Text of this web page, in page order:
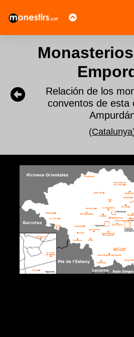
Relación de los
conventos de esta
(Catalunya